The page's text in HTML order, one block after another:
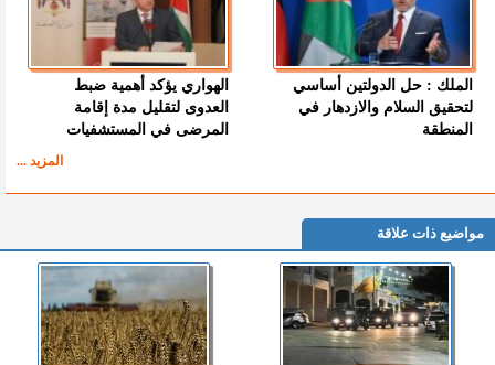
الملك : حل الدولتين أساسي
لتحقيق السلام والازدهار في
المنطقة
الهواري يؤكد أهمية ضبط
العدوى لتقليل مدة إقامة
المرضى في المستشفيات
المزيد ...
مواضيع ذات علاقة